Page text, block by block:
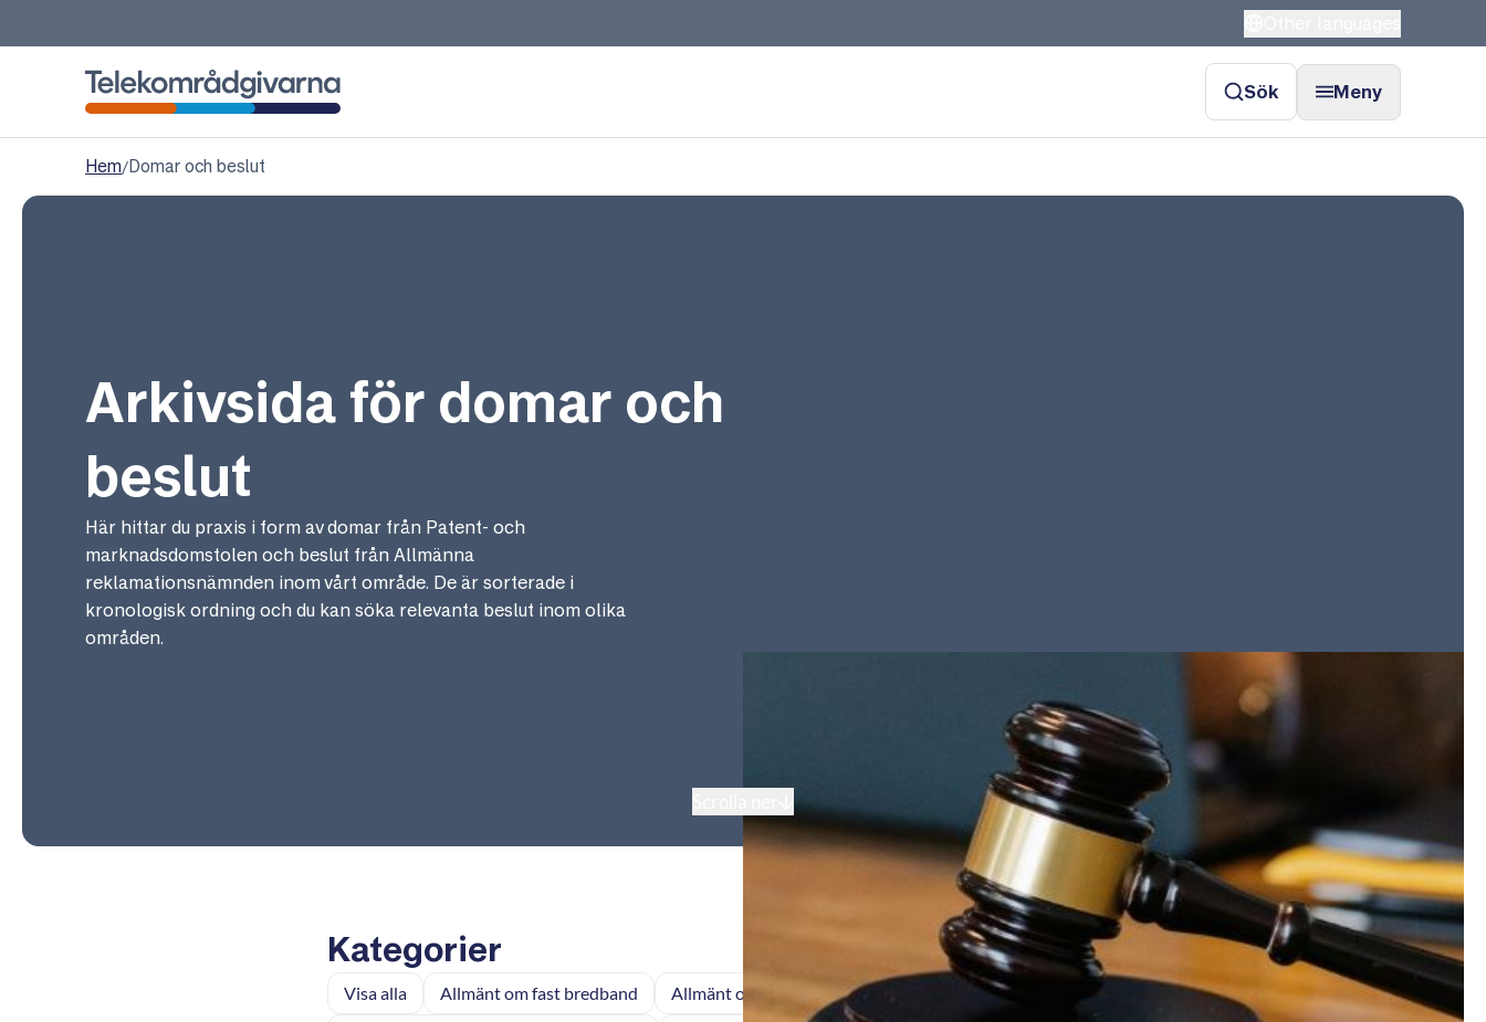
Sök Meny
Hem/Domar och beslut
Arkivsida för domar och
beslut
Här hittar du praxis i form av domar från Patent- och
marknadsdomstolen och beslut från Allmänna
reklamationsnämnden inom vårt område. De är sorterade i
kronologisk ordning och du kan söka relevanta beslut inom olika
områden.
Kategorier
Visa alla Allmänt om fast bredband Allmänt om fiberdragning
Allmänt om mobilt bredband